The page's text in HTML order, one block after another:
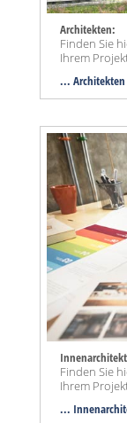
Architekten:
Finden Sie
Ihrem
...
Finden Sie
Ihrem
...